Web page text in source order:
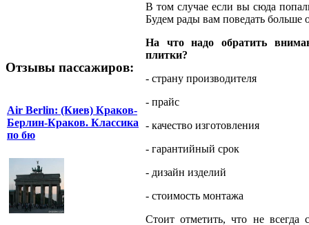
Отзывы пассажиров:
Air Berlin: (Киев) Краков-
Берлин-Краков. Классика
по бю
В том случае если вы сюда
Будем рады вам поведать больше
На что надо обратить
плитки?
- страну производителя
- прайс
- качество изготовления
- гарантийный срок
- дизайн изделий
- стоимость монтажа
Стоит отметить, что не